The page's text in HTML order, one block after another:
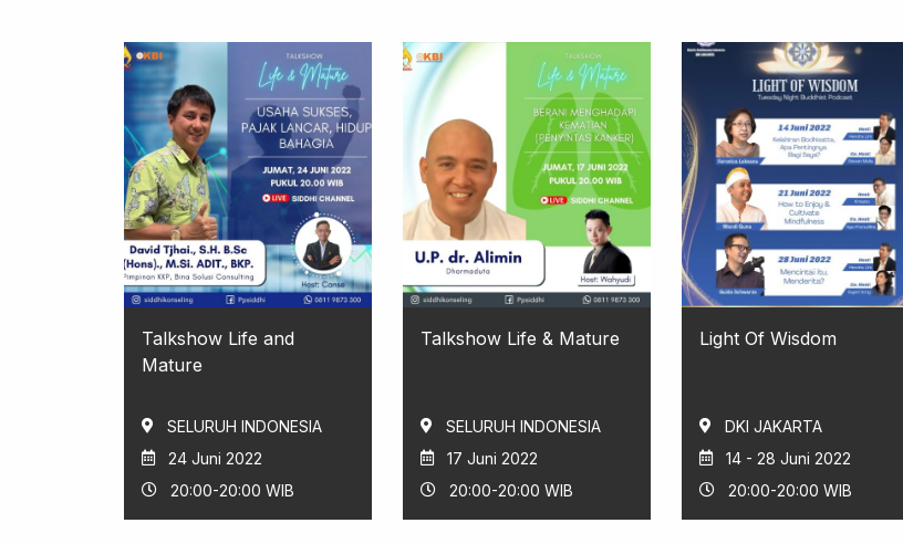
Talkshow Life and
Mature
SELURUH INDONESIA
24 Juni 2022
20:00-20:00 WIB
Talkshow Life & Mature
SELURUH INDONESIA
17 Juni 2022
20:00-20:00 WIB
Light Of Wisdom
DKI JAKARTA
14 - 28 Juni 2022
20:00-20:00 WIB